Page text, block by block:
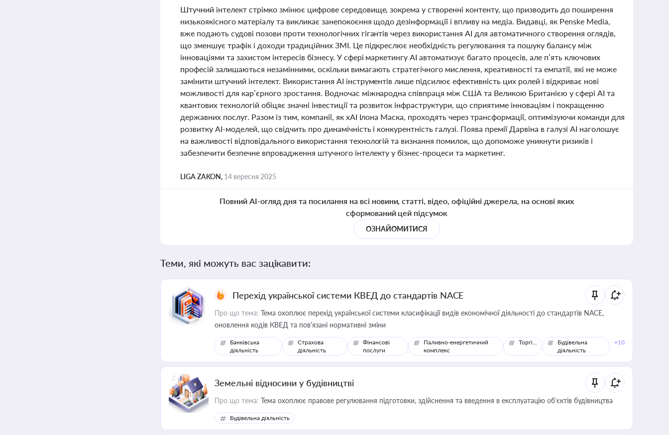
Штучний інтелект стрімко змінює цифрове середовище, зокрема у створенні контенту, що призводить до поширення
низькоякісного матеріалу та викликає занепокоєння щодо дезінформації і впливу на медіа. Видавці, як Penske Media,
вже подають судові позови проти технологічних гігантів через використання AI для автоматичного створення оглядів,
що зменшує трафік і доходи традиційних ЗМІ. Це підкреслює необхідність регулювання та пошуку балансу між
інноваціями та захистом інтересів бізнесу. У сфері маркетингу AI автоматизує багато процесів, але п’ять ключових
професій залишаються незамінними, оскільки вимагають стратегічного мислення, креативності та емпатії, які не може
замінити штучний інтелект. Використання AI інструментів лише підсилює ефективність цих ролей і відкриває нові
можливості для кар’єрного зростання. Водночас міжнародна співпраця між США та Великою Британією у сфері AI та
квантових технологій обіцяє значні інвестиції та розвиток інфраструктури, що сприятиме інноваціям і покращенню
державних послуг. Разом із тим, компанії, як xAI Ілона Маска, проходять через трансформації, оптимізуючи команди для
розвитку AI-моделей, що свідчить про динамічність і конкурентність галузі. Поява премії Дарвіна в галузі AI наголошує
на важливості відповідального використання технологій та визнання помилок, що допоможе уникнути ризиків і
забезпечити безпечне впровадження штучного інтелекту у бізнес-процеси та маркетинг.
LIGA ZAKON, 14 вересня 2025
Повний AI-огляд дня та посилання на всі новини, статті, відео, офіційні джерела, на основі яких
сформований цей підсумок
ОЗНАЙОМИТИСЯ
Теми, які можуть вас зацікавити:
Перехід української системи КВЕД до стандартів NACE
Про що тема: Тема охоплює перехід української системи класифікації видів економічної діяльності до стандартів NACE,
оновлення кодів КВЕД та пов'язані нормативні зміни
Банківська
діяльність
Страхова
діяльність
Фінансові
послуги
Паливно-енергетичний
комплекс
Торгівля
Будівельна
діяльність
+10
Земельні відносини у будівництві
Про що тема: Тема охоплює правове регулювання підготовки, здійснення та введення в експлуатацію об’єктів будівництва
Будівельна діяльність